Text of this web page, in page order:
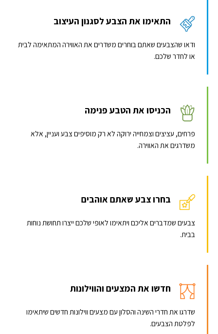
התאימו את הצבע לסגנון העיצוב
ודאו שהצבעים שאתם בוחרים משדרים את האווירה המתאימה לבית
או לחדר שלכם.
הכניסו את הטבע פנימה
פרחים, עציצים וצמחייה ירוקה לא רק מוסיפים צבע ועניין, אלא
משדרגים את האווירה.
בחרו צבע שאתם אוהבים
צבעים שמדברים אליכם ויתאימו לאופי שלכם ייצרו תחושת נוחות
בבית.
חדשו את המצעים והווילונות
שדרגו את חדרי השינה והסלון עם מצעים ווילונות חדשים שיתאימו
לפלטת הצבעים.